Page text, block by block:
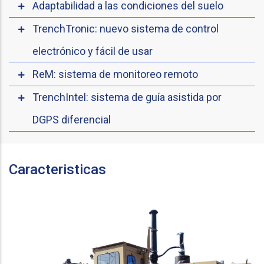
Adaptabilidad a las condiciones del suelo
TrenchTronic: nuevo sistema de control
electrónico y fácil de usar
ReM: sistema de monitoreo remoto
TrenchIntel: sistema de guía asistida por
DGPS diferencial
Caracteristicas